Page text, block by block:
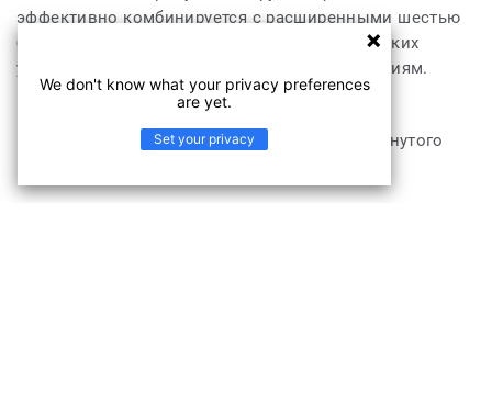
эффективно комбинируется с расширенными шестью
блоками Stratos для выдающихся коммерческих
условий, которые отвечают любым требованиям.
потребность конечного пользователя.
Эта коллекция является частью нашего замкнутого
We don't know what your privacy preferences
are yet.
Set your privacy